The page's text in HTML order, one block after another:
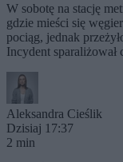
W sobotę na stację
gdzie mieści się
pociąg, jednak
Incydent
Aleksandra Cieślik
Dzisiaj 17:37
2 min